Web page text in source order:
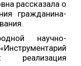
рассказала о
гражданина-
научно-
реализация